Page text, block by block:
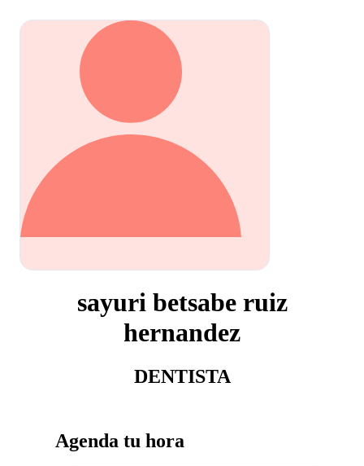
sayuri betsabe ruiz
hernandez
DENTISTA
Agenda tu hora